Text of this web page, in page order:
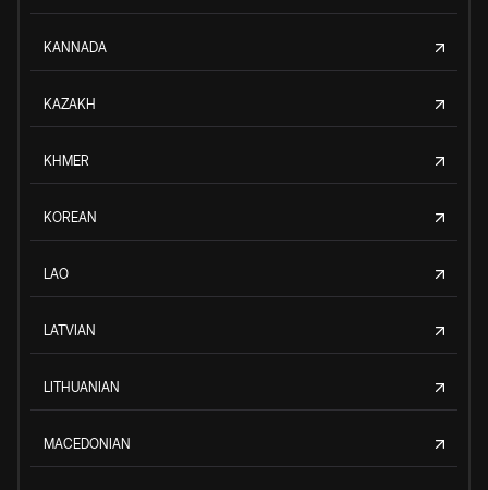
KANNADA
KAZAKH
KHMER
KOREAN
LAO
LATVIAN
LITHUANIAN
MACEDONIAN